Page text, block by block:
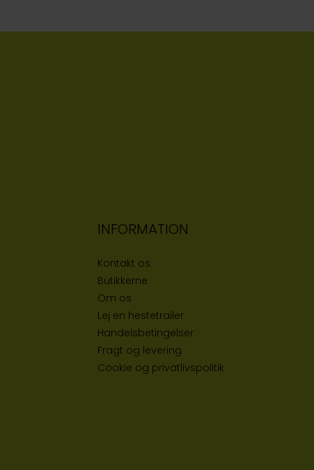
INFORMATION
Kontakt os
Butikkerne
Om os
Lej en hestetrailer
Handelsbetingelser
Fragt og levering
Cookie og privatlivspolitik